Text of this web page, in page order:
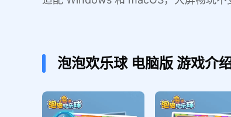
泡泡欢乐球 电脑版 游戏介